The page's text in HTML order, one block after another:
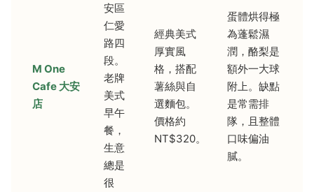
M One
Cafe 大安
店
安區
仁愛
路四
段。
老牌
美式
早午
餐，
生意
總是
很
經典美式
厚實風
格，搭配
薯絲與自
選麵包。
價格約
NT$320。
蛋體烘得極
為蓬鬆濕
潤，酪梨是
額外一大球
附上。缺點
是常需排
隊，且整體
口味偏油
膩。